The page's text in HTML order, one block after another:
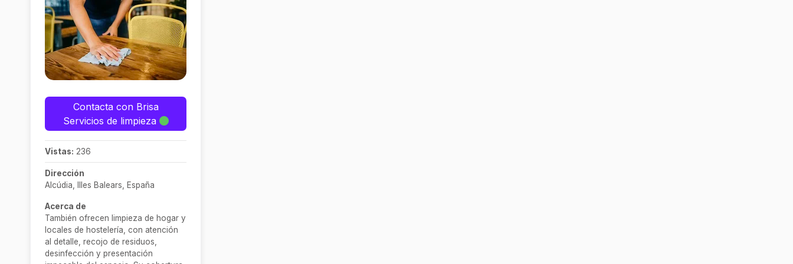
Contacta con Brisa
Servicios de limpieza
Vistas: 236
Dirección
Alcúdia, Illes Balears, España
Acerca de
También ofrecen limpieza de hogar y
locales de hostelería, con atención
al detalle, recojo de residuos,
desinfección y presentación